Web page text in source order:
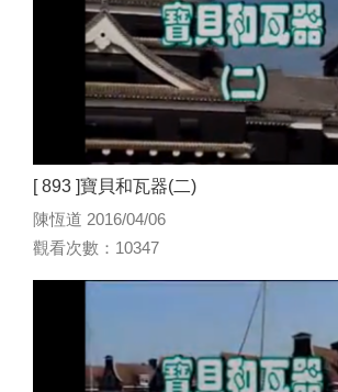
[ 893 ]寶貝和瓦器(二)
陳恆道 2016/04/06
觀看次數：10347